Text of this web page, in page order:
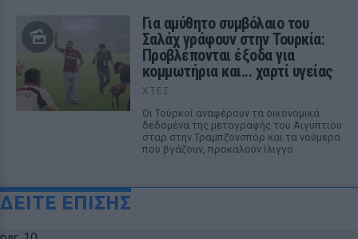
Για αμύθητο συμβόλαιο του
Σαλάχ γράφουν στην Τουρκία:
Προβλέπονται έξοδα για
κομμωτήρια και... χαρτί υγείας
ΧΤΕΣ
Οι Τούρκοί αναφέρουν τα οικονομικά
δεδομένα της μεταγραφής του Αιγύπτιου
σταρ στην Τραμπζονσπόρ και τα νούμερα
που βγάζουν, προκαλούν ίλιγγο
ΔΕΙΤΕ ΕΠΙΣΗΣ